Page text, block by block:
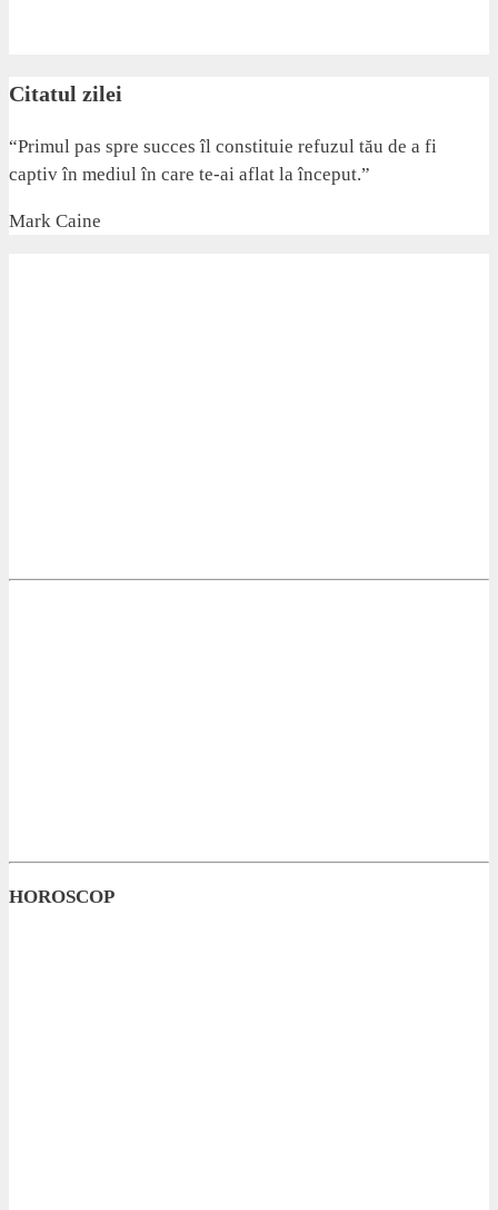
Citatul zilei
“Primul pas spre succes îl constituie refuzul tău de a fi
captiv în mediul în care te-ai aflat la început.”
Mark Caine
HOROSCOP